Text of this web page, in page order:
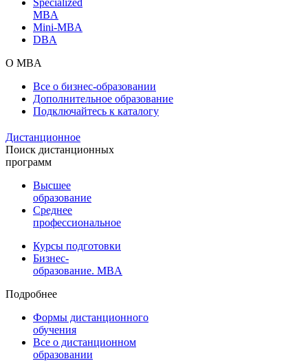
MBA
Mini-MBA
DBA
О MBA
Все о бизнес-образовании
Дополнительное образование
Подключайтесь к каталогу
Дистанционное
Поиск дистанционных
программ
Высшее
образование
Среднее
профессиональное
Курсы подготовки
Бизнес-
образование. MBA
Подробнее
Формы дистанционного
обучения
Все о дистанционном
образовании